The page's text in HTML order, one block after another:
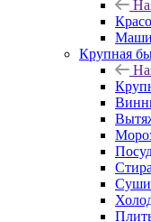
Крупная